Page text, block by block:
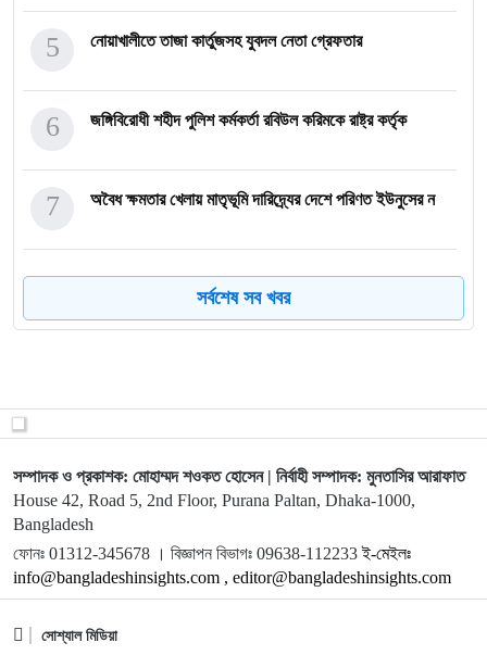
নোয়াখালীতে তাজা কার্তুজসহ যুবদল নেতা গ্রেফতার
5
জঙ্গিবিরোধী শহীদ পুলিশ কর্মকর্তা রবিউল করিমকে রাষ্ট্র কর্তৃক
6
অবৈধ ক্ষমতার খেলায় মাতৃভূমি দারিদ্র্যের দেশে পরিণত ইউনুসের ন
7
জুলাই আন্দোলনে প্রতারিত হয়েছে জনগণ, মুখ খুলছে আন্দোলনকারীরা
8
ইউনূসের প্রটোকল আইন ও ‘সেইফ এক্সিট’ নিয়ে প্রশ্ন
10
11
শিক্ষা কাঠামোকে নষ্ট করে দেশ ধ্বংসে মেতেছে ইউনূস গং
12
সর্বশেষ সব খবর
সম্পাদক ও প্রকাশক: মোহাম্মদ শওকত হোসেন | নির্বাহী সম্পাদক: মুনতাসির আরাফাত
House 42, Road 5, 2nd Floor, Purana Paltan, Dhaka-1000,
Bangladesh
ফোনঃ 01312-345678 । বিজ্ঞাপন বিভাগঃ 09638-112233ই-মেইলঃ
info@bangladeshinsights.com , editor@bangladeshinsights.com
সোশ্যাল মিডিয়া